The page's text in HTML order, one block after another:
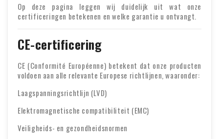
Op deze pagina leggen wij duidelijk uit wat onze
certificeringen betekenen en welke garantie u ontvangt.
CE-certificering
CE (Conformité Européenne) betekent dat onze producten
voldoen aan alle relevante Europese richtlijnen, waaronder:
Laagspanningsrichtlijn (LVD)
Elektromagnetische compatibiliteit (EMC)
Veiligheids- en gezondheidsnormen